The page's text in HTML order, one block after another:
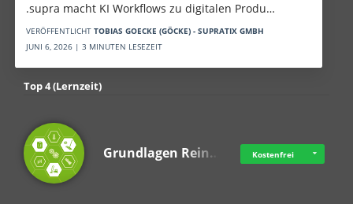
.supra macht KI Workflows zu digitalen Produ…
VERÖFFENTLICHT TOBIAS GOECKE (GÖCKE) - SUPRATIX GMBH
JUNI 6, 2026 | 3 MINUTEN LESEZEIT
Top 4 (Lernzeit)
Grundlagen Rein… Kostenfrei